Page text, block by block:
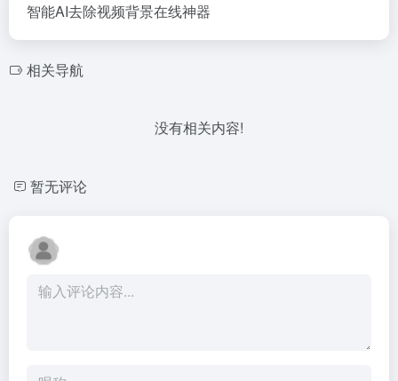
智能AI去除视频背景在线神器
相关导航
没有相关内容!
暂无评论